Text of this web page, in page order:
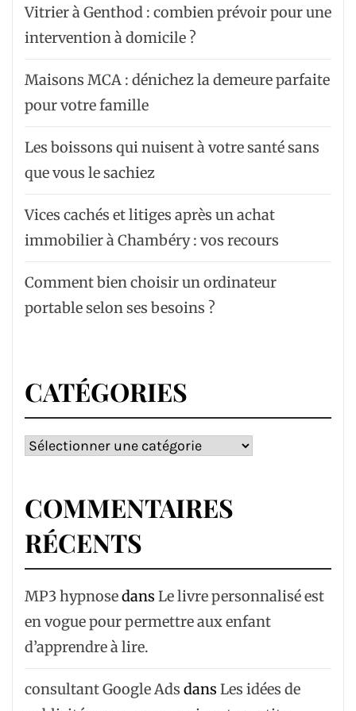
Vitrier à Genthod : combien prévoir pour une
intervention à domicile ?
Maisons MCA : dénichez la demeure parfaite
pour votre famille
Les boissons qui nuisent à votre santé sans
que vous le sachiez
Vices cachés et litiges après un achat
immobilier à Chambéry : vos recours
Comment bien choisir un ordinateur
portable selon ses besoins ?
CATÉGORIES
Catégories
COMMENTAIRES
RÉCENTS
MP3 hypnosedans Le livre personnalisé est
en vogue pour permettre aux enfant
d’apprendre à lire.
consultant Google Ads dans Les idées de